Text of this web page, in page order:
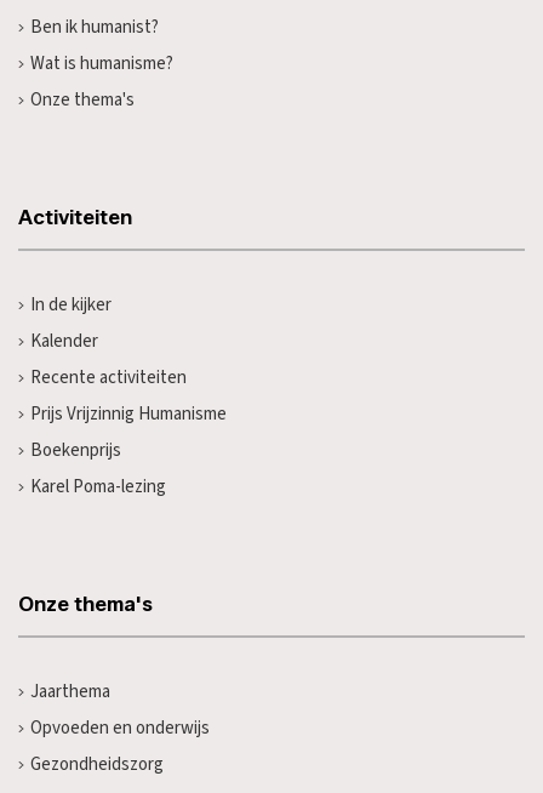
Ben ik humanist?
Wat is humanisme?
Onze thema's
Activiteiten
In de kijker
Kalender
Recente activiteiten
Prijs Vrijzinnig Humanisme
Boekenprijs
Karel Poma-lezing
Onze thema's
Jaarthema
Opvoeden en onderwijs
Gezondheidszorg